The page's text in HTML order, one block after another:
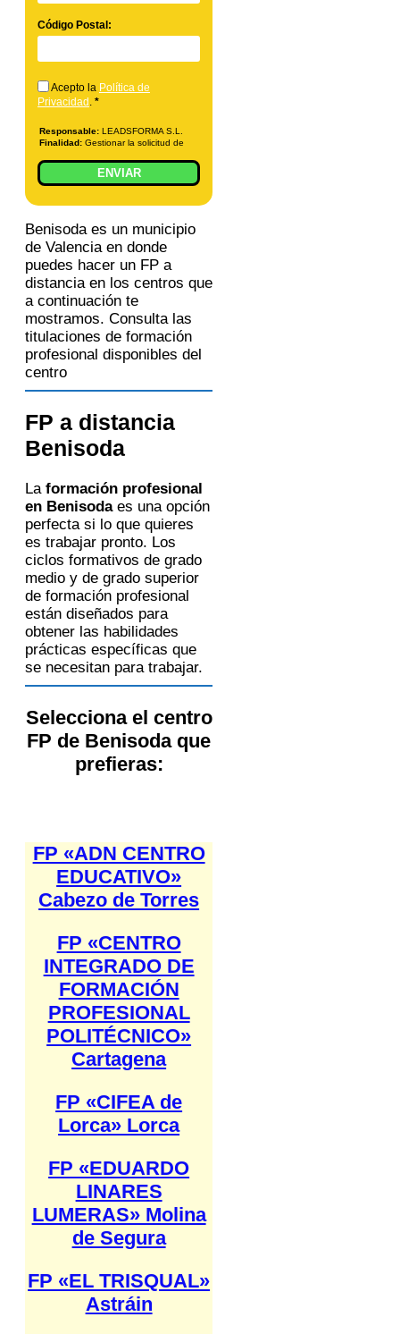
Código Postal:
Acepto la Política de
Privacidad . *
Responsable: LEADSFORMA S.L.
Finalidad: Gestionar la solicitud de
indicada, enviar información
relacionada con la formación
solicitada y comunicar los datos al
por teléfono, correo electrónico, SMS,
WhatsApp u otros medios electrónicos
equivalentes.
Legitimación:
Consentimiento del
interesado.
Destinatarios:Centros de formación
profesional, escuelas de negocios,
universidades o centros formativos
privados y/o públicos que impartan la
Derechos:Acceder, rectificar y
suprimir los datos, así como otros
derechos, como se explica en la
información adicional.
ENVIAR
Benisoda es un municipio
de Valencia en donde
puedes hacer un FP a
distancia en los centros que
a continuación te
mostramos. Consulta las
titulaciones de formación
profesional disponibles del
centro
FP a distancia
Benisoda
La formación profesional
en Benisodaes una opción
perfecta si lo que quieres
es trabajar pronto. Los
ciclos formativos de grado
medio y de grado superior
de formación profesional
están diseñados para
obtener las habilidades
prácticas específicas que
se necesitan para trabajar.
Selecciona el centro
FP de Benisoda que
prefieras:
FP «ADN CENTRO
EDUCATIVO»
Cabezo de Torres
FP «CENTRO
INTEGRADO DE
FORMACIÓN
PROFESIONAL
POLITÉCNICO»
Cartagena
FP «CIFEA de
Lorca» Lorca
FP «EDUARDO
LINARES
LUMERAS» Molina
de Segura
FP «EL TRISQUAL»
Astráin